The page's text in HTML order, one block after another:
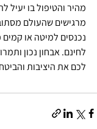
מהיר והטיפול בו יעיל
מרגישים שהעולם
נכנסים למיטה או
לחינם. אבחון נכון
לכם את היציבות